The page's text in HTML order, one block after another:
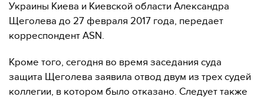
Украины Киева и Киевской области Александра
Щеголева до 27 февраля 2017 года, передает
корреспондент ASN.
Кроме того, сегодня во время заседания суда
защита Щеголева заявила отвод двум из трех судей
коллегии, в котором было отказано. Следует также